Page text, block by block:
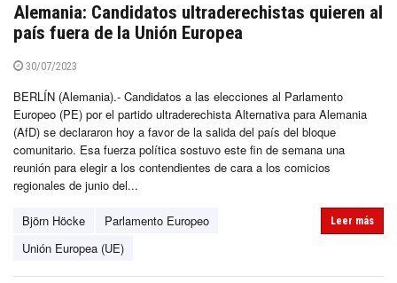
Alemania: Candidatos ultraderechistas quieren al
país fuera de la Unión Europea
30/07/2023
BERLÍN (Alemania).- Candidatos a las elecciones al Parlamento
Europeo (PE) por el partido ultraderechista Alternativa para Alemania
(AfD) se declararon hoy a favor de la salida del país del bloque
comunitario. Esa fuerza política sostuvo este fin de semana una
reunión para elegir a los contendientes de cara a los comicios
regionales de junio del...
Björn Höcke
Parlamento Europeo
Unión Europea (UE)
Leer más